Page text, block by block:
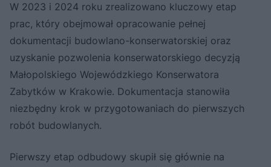
W 2023 i 2024 roku zrealizowano kluczowy etap
prac, który obejmował opracowanie pełnej
dokumentacji budowlano-konserwatorskiej oraz
uzyskanie pozwolenia konserwatorskiego decyzją
Małopolskiego Wojewódzkiego Konserwatora
Zabytków w Krakowie. Dokumentacja stanowiła
niezbędny krok w przygotowaniach do pierwszych
robót budowlanych.
Pierwszy etap odbudowy skupił się głównie na